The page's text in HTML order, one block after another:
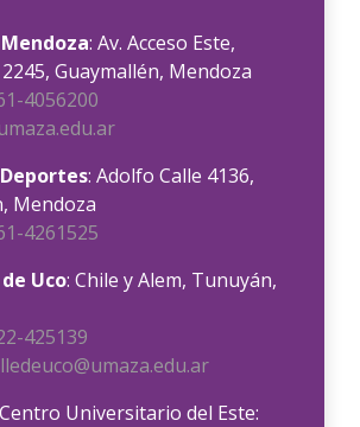
: Av. Acceso Este,
Guaymallén, Mendoza
4056200
: Adolfo Calle 4136,
Mendoza
4261525
Uco: Chile y Alem, Tunuyán,
425139
Universitario del Este: